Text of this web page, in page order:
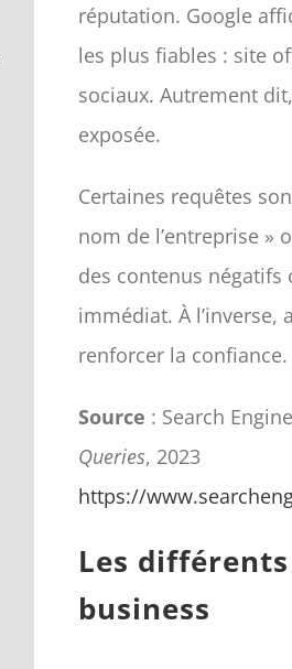
réputation. Google
les plus fiables : site
sociaux. Autrement
exposée.
Certaines requêtes
nom de l’entreprise »
des contenus
immédiat. À
renforcer la confiance.
Source : Search
Queries, 2023
https://
Les
business